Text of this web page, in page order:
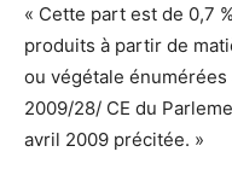
« Cette part est de 0,7
produits à partir de
ou végétale énumérées
2009/28/ CE du
avril 2009 précitée. »